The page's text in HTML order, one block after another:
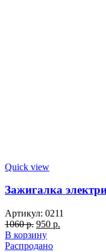
Quick view
Зажигалка
Артикул: 0211
1060р. Первоначальная
цена
составляла
950 р.
В корзину
Распродано